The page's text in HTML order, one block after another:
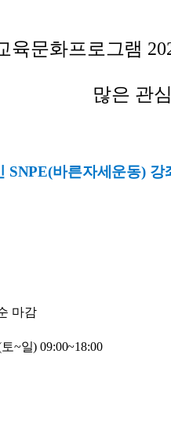
육문화프로그램
많은 관
SNPE(바른자세운동) 강
마감
~일) 09:00~18:00